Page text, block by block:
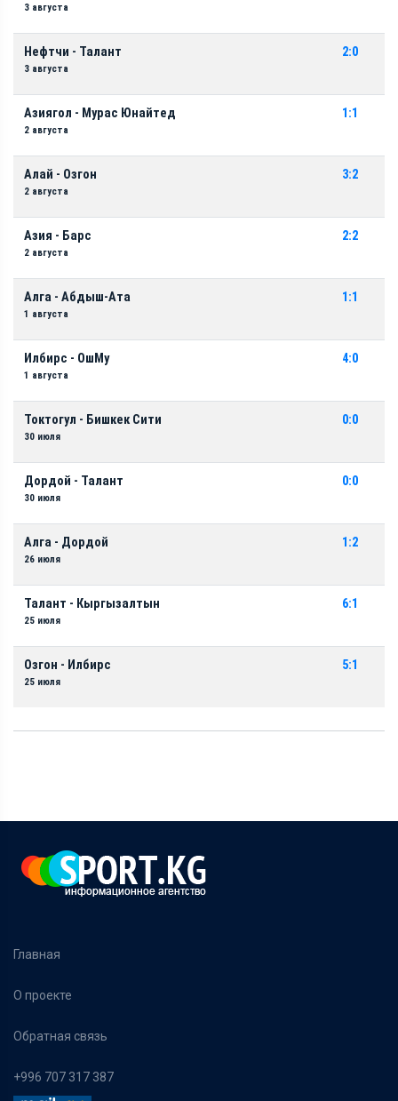
3 августа
Нефтчи - Талант
3 августа
2:0
Азиягол - Мурас Юнайтед
2 августа
1:1
Алай - Озгон
2 августа
3:2
Азия - Барс
2 августа
2:2
Алга - Абдыш-Ата
1 августа
1:1
Илбирс - ОшМу
1 августа
4:0
Токтогул - Бишкек Сити
30 июля
0:0
Дордой - Талант
30 июля
0:0
Алга - Дордой
26 июля
1:2
Талант - Кыргызалтын
25 июля
6:1
Озгон - Илбирс
25 июля
5:1
Главная
О проекте
Обратная связь
+996 707 317 387